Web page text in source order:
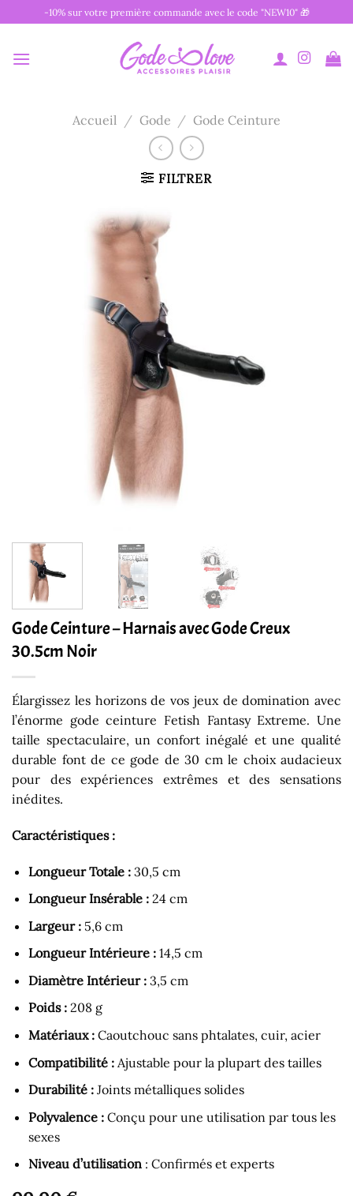
au
-10% sur votre première commande avec le code "NEW10" 🎁
Accueil / Gode / Gode Ceinture
FILTRER
Gode Ceinture – Harnais avec Gode Creux
30.5cm Noir
Élargissez les horizons de vos jeux de domination avec
l’énorme gode ceinture Fetish Fantasy Extreme. Une
taille spectaculaire, un confort inégalé et une qualité
durable font de ce gode de 30 cm le choix audacieux
pour des expériences extrêmes et des sensations
inédites.
Caractéristiques :
Longueur Totale :30,5 cm
Longueur Insérable :24 cm
Largeur :5,6 cm
Longueur Intérieure :14,5 cm
Diamètre Intérieur :3,5 cm
Poids :208 g
Matériaux :Caoutchouc sans phtalates, cuir, acier
Compatibilité :Ajustable pour la plupart des tailles
Durabilité :Joints métalliques solides
Polyvalence :Conçu pour une utilisation par tous les
sexes
Niveau d’utilisation: Confirmés et experts